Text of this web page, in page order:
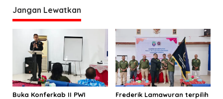
s
Jangan Lewatkan
Buka Konferkab II PWI
Frederik Lamawuran terpilih